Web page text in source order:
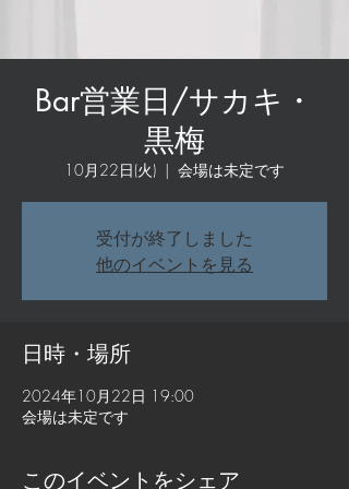
Bar営業日/サカキ・
黒梅
10月22日(火)
  |
会場は未定です
受付が終了しました
他のイベントを見る
日時・場所
2024年10月22日 19:00
会場は未定です
このイベントをシェア